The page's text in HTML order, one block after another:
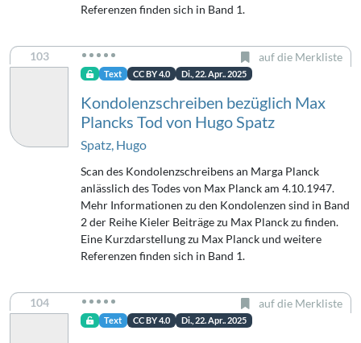
Referenzen finden sich in Band 1.
103 auf die Merkliste
Text CC BY 4.0 Di., 22. Apr.. 2025
Kondolenzschreiben bezüglich Max
Plancks Tod von Hugo Spatz
Spatz, Hugo
Scan des Kondolenzschreibens an Marga Planck
anlässlich des Todes von Max Planck am 4.10.1947.
Mehr Informationen zu den Kondolenzen sind in Band
2 der Reihe Kieler Beiträge zu Max Planck zu finden.
Eine Kurzdarstellung zu Max Planck und weitere
Referenzen finden sich in Band 1.
104 auf die Merkliste
Text CC BY 4.0 Di., 22. Apr.. 2025